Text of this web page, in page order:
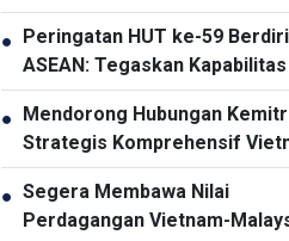
● Peringatan HUT ke-59
ASEAN: Tegaskan
Daya Tariknya
● Mendorong Hubungan
Strategis Komprehensif
Thailand Semakin
Efektif
● Segera Membawa Nilai
Perdagangan Vietnam-